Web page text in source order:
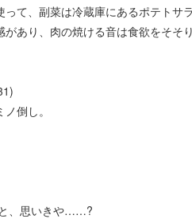
て、副菜は冷蔵庫にあるポテトサ
あり、肉の焼ける音は食欲をそそ
倒し。
、思いきや……?